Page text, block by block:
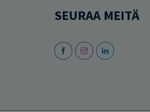
SEURAA MEITÄ